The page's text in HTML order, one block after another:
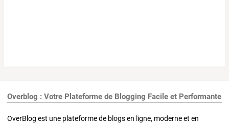
Overblog : Votre Plateforme de Blogging Facile et Performante
OverBlog est une plateforme de blogs en ligne, moderne et en